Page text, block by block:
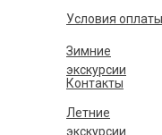
Условия оплаты
Зимние
экскурсии
Контакты
Летние
экскурсии